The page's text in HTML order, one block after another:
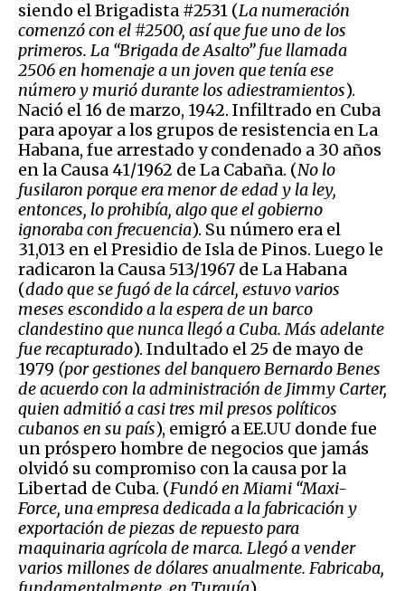
siendo el Brigadista #2531 (La numeración
comenzócon el #2500, así que fue uno de los
primeros. La “Brigada de Asalto” fue llamada
2506 en homenaje a un joven que tenía ese
número y murió durante los adiestramientos).
Nació el 16 de marzo, 1942. Infiltrado en Cuba
para apoyar a los grupos de resistencia en La
Habana, fue arrestado y condenado a 30 años
en la Causa 41/1962 de La Cabaña. (No lo
fusilaron porque era menor de edad y la ley,
entonces, lo prohibía, algo que el gobierno
ignoraba con frecuencia). Su número era el
31,013 en el Presidio de Isla de Pinos. Luego le
radicaron la Causa 513/1967 de La Habana
(dado que se fugó de la cárcel, estuvo varios
meses escondido a la espera de un barco
clandestino que nunca llegó a Cuba. Más adelante
fue recapturado). Indultado el 25 de mayo de
1979 (por gestiones del banquero Bernardo Benes
de acuerdo con la administración de Jimmy Carter,
quien admitió a casi tres mil presos políticos
cubanos en su país), emigró a EE.UU donde fue
un próspero hombre de negocios que jamás
olvidó su compromiso con la causa por la
Libertad de Cuba. (Fundó en Miami “Maxi-
Force, una empresa dedicada a la fabricación y
exportación de piezas de repuesto para
maquinaria agrícola de marca. Llegó a vender
varios millones de dólares anualmente. Fabricaba,